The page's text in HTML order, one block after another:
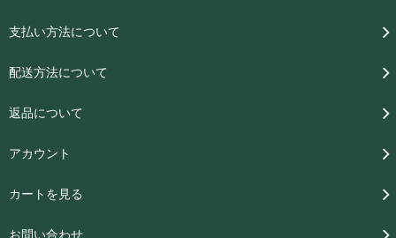
支払い方法について
配送方法について
返品について
アカウント
カートを見る
お問い合わせ